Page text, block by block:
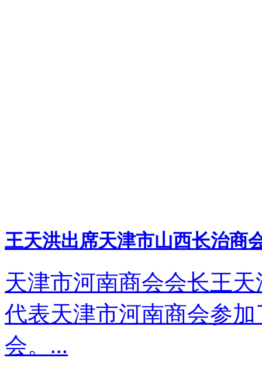
王天洪出席天津市山西长治商
天津市河南商会会长王
代表天津市河南商会参
会。...